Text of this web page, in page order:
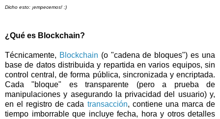
Dicho esto: ¡empecemos! :)
¿Qué es Blockchain?
Técnicamente, Blockchain (o "cadena de bloques") es una
base de datos distribuida y repartida en varios equipos, sin
control central, de forma pública, sincronizada y encriptada.
Cada "bloque" es transparente (pero a prueba de
manipulaciones y asegurando la privacidad del usuario) y,
en el registro de cada transacción, contiene una marca de
tiempo imborrable que incluye fecha, hora y otros detalles